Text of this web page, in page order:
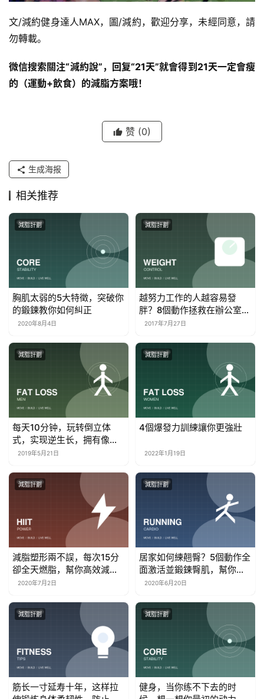
文/減約健身達人MAX，圖/減約，歡迎分享，未經同意，請
勿轉載。
微信搜索關注“減約說”，回复“21天”就會得到21天一定會瘦
的（運動+飲食）的減脂方案哦！
赞 (0)
生成海报
相关推荐
減脂計劃
胸肌太弱的5大特徵，突破你
的鍛鍊教你如何糾正
2020年8月4日
減脂計劃
越努力工作的人越容易發
胖？8個動作拯救在辦公室奮
斗的你
2017年7月27日
減脂計劃
每天10分钟，玩转倒立体
式，实现逆生长，拥有像刘
涛一样火辣身材
2019年5月21日
減脂計劃
4個爆發力訓練讓你更強壯
2022年1月19日
減脂計劃
減脂塑形兩不誤，每次15分
卻全天燃脂，幫你高效減脂
瘦出好身材
2020年7月2日
減脂計劃
居家如何練翹臀？5個動作全
面激活並鍛鍊臀肌，幫你練
出飽滿翹臀
2020年6月20日
減脂計劃
筋长一寸延寿十年，这样拉
減脂計劃
健身，当你练不下去的时